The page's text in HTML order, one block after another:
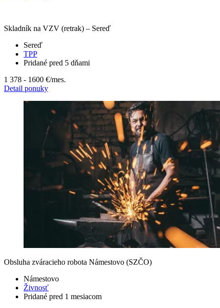
Skladník na VZV (retrak) – Sereď
Sereď
TPP
Pridané pred 5 dňami
1 378 - 1600 €/mes.
Detail ponuky
Obsluha zváracieho robota Námestovo (SZČO)
Námestovo
Živnosť
Pridané pred 1 mesiacom